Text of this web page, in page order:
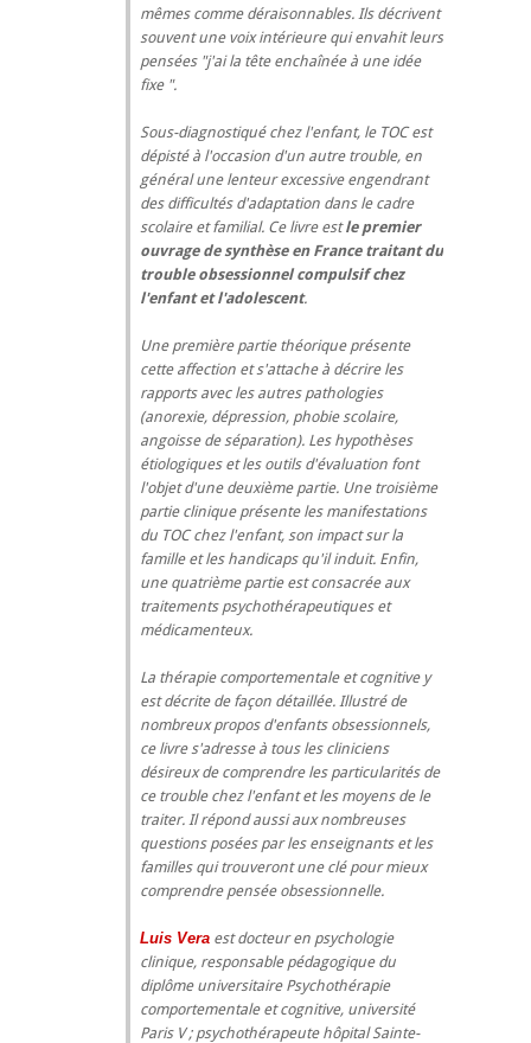
mêmes comme déraisonnables. Ils décrivent
souvent une voix intérieure qui envahit leurs
pensées "j'ai la tête enchaînée à une idée
fixe ".
Sous-diagnostiqué chez l'enfant, le TOC est
dépisté à l'occasion d'un autre trouble, en
général une lenteur excessive engendrant
des difficultés d'adaptation dans le cadre
scolaire et familial. Ce livre estle premier
ouvrage de synthèse en France traitant du
trouble obsessionnel compulsif chez
l'enfant et l'adolescent.
Une première partie théorique présente
cette affection et s'attache à décrire les
rapports avec les autres pathologies
(anorexie, dépression, phobie scolaire,
angoisse de séparation). Les hypothèses
étiologiques et les outils d'évaluation font
l'objet d'une deuxième partie. Une troisième
partie clinique présente les manifestations
du TOC chez l'enfant, son impact sur la
famille et les handicaps qu'il induit. Enfin,
une quatrième partie est consacrée aux
traitements psychothérapeutiques et
médicamenteux.
La thérapie comportementale et cognitive y
est décrite de façon détaillée. Illustré de
nombreux propos d'enfants obsessionnels,
ce livre s'adresse à tous les cliniciens
désireux de comprendre les particularités de
ce trouble chez l'enfant et les moyens de le
traiter. Il répond aussi aux nombreuses
questions posées par les enseignants et les
familles qui trouveront une clé pour mieux
comprendre pensée obsessionnelle.
Luis Vera est docteur en psychologie
clinique, responsable pédagogique du
diplôme universitaire Psychothérapie
comportementale et cognitive, université
Paris V ; psychothérapeute hôpital Sainte-